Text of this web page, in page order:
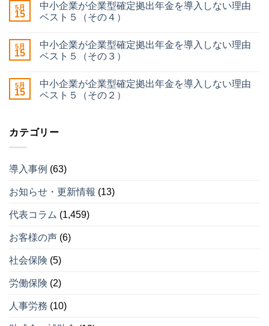
15
5月
中小企業が企業型確定拠出年金を導入しない理由
ベスト５（その４）
15
5月
中小企業が企業型確定拠出年金を導入しない理由
ベスト５（その３）
15
5月
中小企業が企業型確定拠出年金を導入しない理由
ベスト５（その２）
カテゴリー
導入事例 (63)
お知らせ・更新情報 (13)
代表コラム (1,459)
お客様の声 (6)
社会保険 (5)
労働保険 (2)
人事労務 (10)